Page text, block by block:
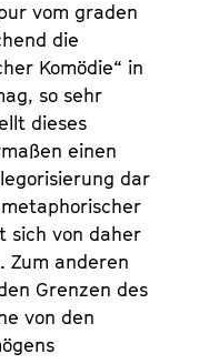
vom graden
die
Komödie“ in
so sehr
dieses
einen
dar
sich von daher
Zum anderen
Grenzen des
von den